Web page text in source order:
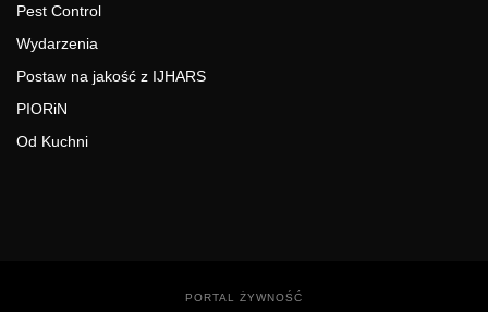
Pest Control
Wydarzenia
Postaw na jakość z IJHARS
PIORiN
Od Kuchni
PORTAL ŻYWNOŚĆ